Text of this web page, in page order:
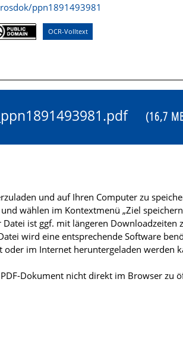
ppn1891493981
OCR-Volltext
(16,7
und auf Ihren Computer zu
wählen im Kontextmenü „Ziel
ist ggf. mit längeren Downloadzeiten
wird eine entsprechende Software
im Internet heruntergeladen werden
Dokument nicht direkt im Browser zu